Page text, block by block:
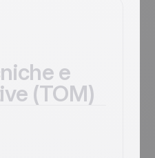
e
(TOM)